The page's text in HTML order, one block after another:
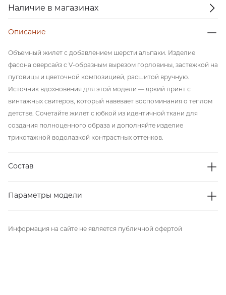
Наличие в магазинах
Описание
Объемный жилет с добавлением шерсти альпаки. Изделие
фасона оверсайз с V-образным вырезом горловины, застежкой на
пуговицы и цветочной композицией, расшитой вручную.
Источник вдохновения для этой модели — яркий принт с
винтажных свитеров, который навевает воспоминания о теплом
детстве. Сочетайте жилет с юбкой из идентичной ткани для
создания полноценного образа и дополняйте изделие
трикотажной водолазкой контрастных оттенков.
Состав
Параметры модели
Информация на сайте не является публичной офертой